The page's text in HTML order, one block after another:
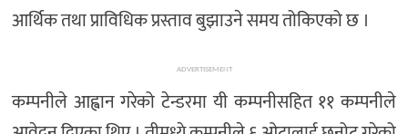
आर्थिक तथा प्राविधिक प्रस्ताव बुझाउने समय तोकिएको छ ।
ADVERTISEMENT
कम्पनीले आह्वान गरेको टेन्डरमा यी कम्पनीसहित ११ कम्पनीले